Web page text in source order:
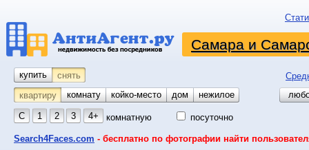
Самара и
купить снять
квартиру
комнату койко-место дом гараж
участок
нежилое
С 1 2 3 4+ комнатную посуточно
Search4Faces.com - бесплатно по фотографии найти